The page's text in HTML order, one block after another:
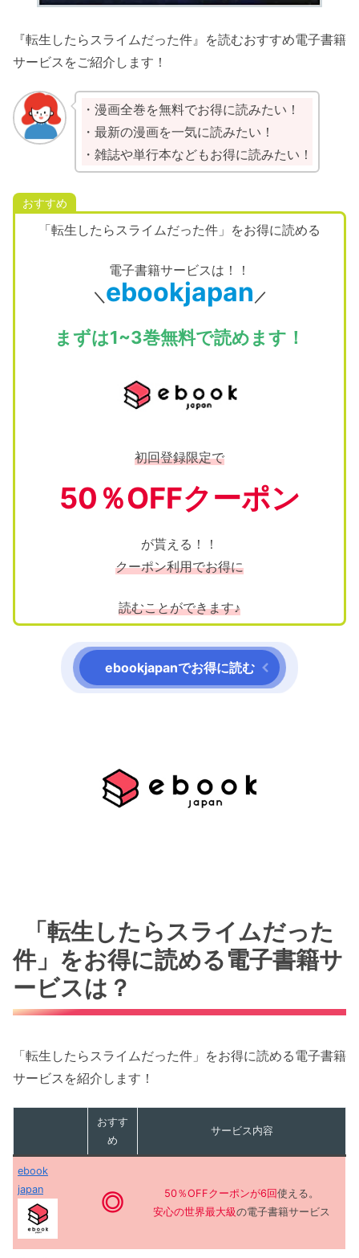
『転生したらスライムだった件』を読むおすすめ電子書籍
サービスをご紹介します！
・漫画全巻を無料でお得に読みたい！
・最新の漫画を一気に読みたい！
・雑誌や単行本などもお得に読みたい！
おすすめ
「転生したらスライムだった件」をお得に読める
電子書籍サービスは！！
＼ ebookjapan ／
まずは1~3巻無料で読めます！
初回登録限定で
50％OFFクーポン
が貰える！！
クーポン利用でお得に
読むことができます♪
ebookjapanでお得に読む
「転生したらスライムだった
件」をお得に読める電子書籍サ
ービスは？
「転生したらスライムだった件」をお得に読める電子書籍
サービスを紹介します！
おすす
め
サービス内容
ebook
japan
◎ 50％OFFクーポンが6回使える。
安心の世界最大級の電子書籍サービス